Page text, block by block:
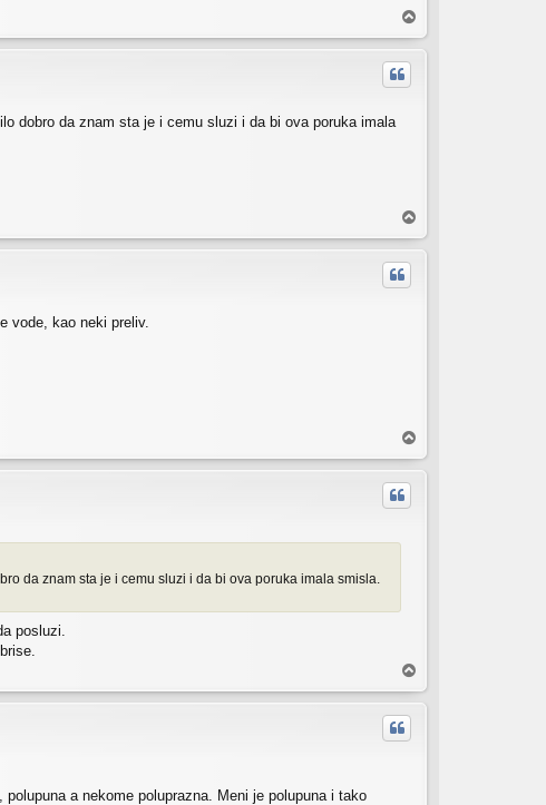
r
h
dobro da znam sta je i cemu sluzi i da bi ova poruka imala
r
h
vode, kao neki preliv.
r
h
da znam sta je i cemu sluzi i da bi ova poruka imala smisla.
posluzi.
r
h
a nekome poluprazna. Meni je polupuna i tako